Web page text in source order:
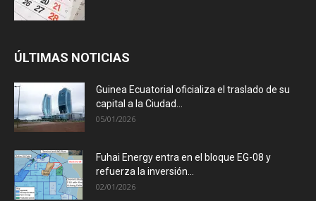
ÚLTIMAS NOTICIAS
Guinea Ecuatorial oficializa el traslado de su
capital a la Ciudad...
05/01/2026
Fuhai Energy entra en el bloque EG-08 y
refuerza la inversión...
02/01/2026